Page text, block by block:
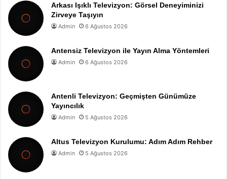
Arkası Işıklı Televizyon: Görsel Deneyiminizi
Zirveye Taşıyın
Admin 6 Ağustos 2026
Antensiz Televizyon ile Yayın Alma Yöntemleri
Admin 6 Ağustos 2026
Antenli Televizyon: Geçmişten Günümüze
Yayıncılık
Admin 5 Ağustos 2026
Altus Televizyon Kurulumu: Adım Adım Rehber
Admin 5 Ağustos 2026